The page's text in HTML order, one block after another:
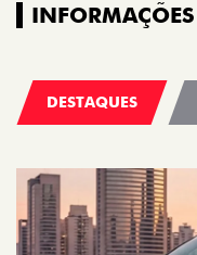
DESTAQUES